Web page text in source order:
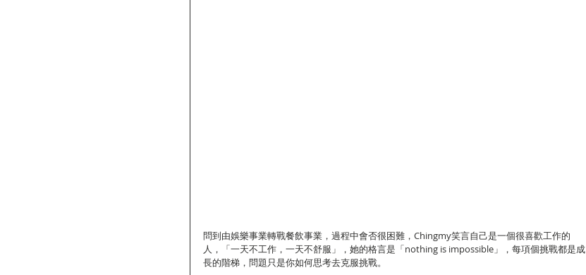
問到由娛樂事業轉戰餐飲事業，過程中會否很困難，Chingmy笑言自己是一個很喜歡工作的
人，「一天不工作，一天不舒服」，她的格言是「nothing is impossible」，每項個挑戰都是成
長的階梯，問題只是你如何思考去克服挑戰。